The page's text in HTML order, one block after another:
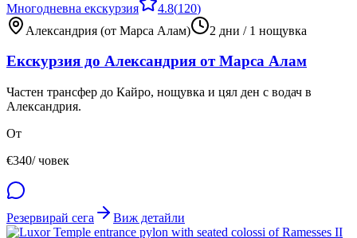
Многодневна екскурзия 4.8(120)
Александрия (от Марса Алам)
2 дни / 1 нощувка
Екскурзия до Александрия от Марса Алам
Частен трансфер до Кайро, нощувка и цял ден с водач в
Александрия.
От
€340/ човек
Резервирай сега Виж детайли